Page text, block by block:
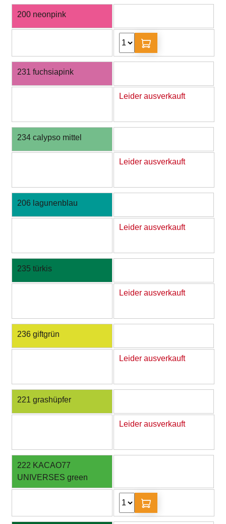
200 neonpink
231 fuchsiapink
Leider ausverkauft
234 calypso mittel
Leider ausverkauft
206 lagunenblau
Leider ausverkauft
235 türkis
Leider ausverkauft
236 giftgrün
Leider ausverkauft
221 grashüpfer
Leider ausverkauft
222 KACAO77
UNIVERSES green